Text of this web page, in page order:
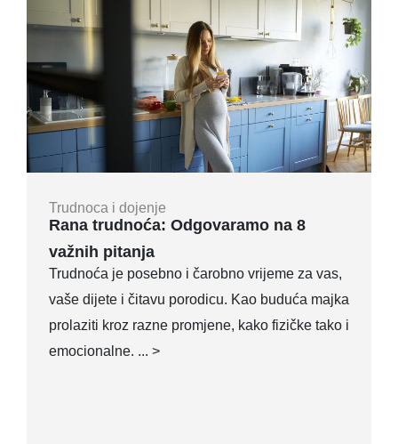
Trudnoca i dojenje
Rana trudnoća: Odgovaramo na 8
važnih pitanja
Trudnoća je posebno i čarobno vrijeme za vas,
vaše dijete i čitavu porodicu. Kao buduća majka
prolaziti kroz razne promjene, kako fizičke tako i
emocionalne. ... >